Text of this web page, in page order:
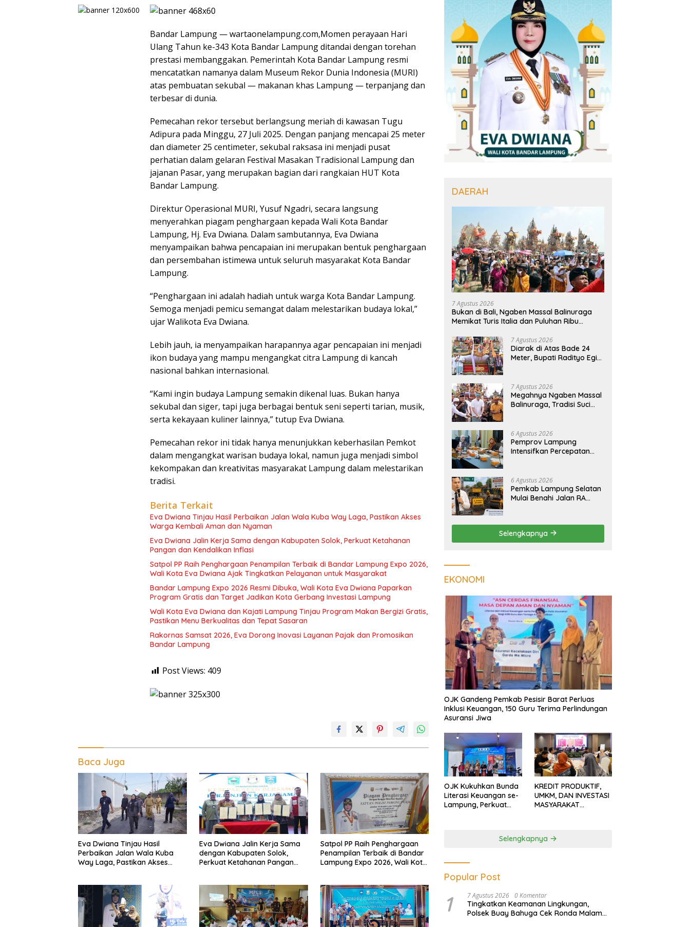
Bandar Lampung — wartaonelampung.com,Momen perayaan Hari
Ulang Tahun ke-343 Kota Bandar Lampung ditandai dengan torehan
prestasi membanggakan. Pemerintah Kota Bandar Lampung resmi
mencatatkan namanya dalam Museum Rekor Dunia Indonesia (MURI)
atas pembuatan sekubal — makanan khas Lampung — terpanjang dan
terbesar di dunia.
Pemecahan rekor tersebut berlangsung meriah di kawasan Tugu
Adipura pada Minggu, 27 Juli 2025. Dengan panjang mencapai 25 meter
dan diameter 25 centimeter, sekubal raksasa ini menjadi pusat
perhatian dalam gelaran Festival Masakan Tradisional Lampung dan
jajanan Pasar, yang merupakan bagian dari rangkaian HUT Kota
Bandar Lampung.
Direktur Operasional MURI, Yusuf Ngadri, secara langsung
menyerahkan piagam penghargaan kepada Wali Kota Bandar
Lampung, Hj. Eva Dwiana. Dalam sambutannya, Eva Dwiana
menyampaikan bahwa pencapaian ini merupakan bentuk penghargaan
dan persembahan istimewa untuk seluruh masyarakat Kota Bandar
Lampung.
“Penghargaan ini adalah hadiah untuk warga Kota Bandar Lampung.
Semoga menjadi pemicu semangat dalam melestarikan budaya lokal,”
ujar Walikota Eva Dwiana.
Lebih jauh, ia menyampaikan harapannya agar pencapaian ini menjadi
ikon budaya yang mampu mengangkat citra Lampung di kancah
nasional bahkan internasional.
“Kami ingin budaya Lampung semakin dikenal luas. Bukan hanya
sekubal dan siger, tapi juga berbagai bentuk seni seperti tarian, musik,
serta kekayaan kuliner lainnya,” tutup Eva Dwiana.
Pemecahan rekor ini tidak hanya menunjukkan keberhasilan Pemkot
dalam mengangkat warisan budaya lokal, namun juga menjadi simbol
kekompakan dan kreativitas masyarakat Lampung dalam melestarikan
tradisi.
Berita Terkait
Eva Dwiana Tinjau Hasil Perbaikan Jalan Wala Kuba Way Laga, Pastikan Akses
Warga Kembali Aman dan Nyaman
Eva Dwiana Jalin Kerja Sama dengan Kabupaten Solok, Perkuat Ketahanan
Pangan dan Kendalikan Inflasi
Satpol PP Raih Penghargaan Penampilan Terbaik di Bandar Lampung Expo 2026,
Wali Kota Eva Dwiana Ajak Tingkatkan Pelayanan untuk Masyarakat
Bandar Lampung Expo 2026 Resmi Dibuka, Wali Kota Eva Dwiana Paparkan
Program Gratis dan Target Jadikan Kota Gerbang Investasi Lampung
Wali Kota Eva Dwiana dan Kajati Lampung Tinjau Program Makan Bergizi Gratis,
Pastikan Menu Berkualitas dan Tepat Sasaran
Rakornas Samsat 2026, Eva Dorong Inovasi Layanan Pajak dan Promosikan
Bandar Lampung
Post Views: 409
Baca Juga
Eva Dwiana Tinjau Hasil
Perbaikan Jalan Wala Kuba
Way Laga, Pastikan Akses
Eva Dwiana Jalin Kerja Sama
dengan Kabupaten Solok,
Perkuat Ketahanan Pangan
Satpol PP Raih Penghargaan
Penampilan Terbaik di Bandar
Lampung Expo 2026, Wali Kota
DAERAH
7 Agustus 2026
Bukan di Bali, Ngaben Massal Balinuraga
Memikat Turis Italia dan Puluhan Ribu
7 Agustus 2026
Diarak di Atas Bade 24
Meter, Bupati Radityo Egi
‘Penglipuran’ Kedua pada
2027
7 Agustus 2026
Megahnya Ngaben Massal
Balinuraga, Tradisi Suci
dan Merekatkan Ikatan
Keluarga
6 Agustus 2026
Pemprov Lampung
Intensifkan Percepatan
Tanggamus
6 Agustus 2026
Pemkab Lampung Selatan
Mulai Benahi Jalan RA
Demi Keselamatan
Pengguna Jalan
Selengkapnya
EKONOMI
OJK Gandeng Pemkab Pesisir Barat Perluas
Inklusi Keuangan, 150 Guru Terima Perlindungan
Asuransi Jiwa
OJK Kukuhkan Bunda
Literasi Keuangan se-
Lampung, Perkuat
KREDIT PRODUKTIF,
UMKM, DAN INVESTASI
MASYARAKAT
Selengkapnya
Popular Post
1 7 Agustus 2026 0 Komentar
Tingkatkan Keamanan Lingkungan,
Polsek Buay Bahuga Cek Ronda Malam